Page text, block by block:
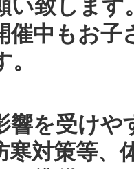
い致します
催中もお子
を受けや
寒対策等、